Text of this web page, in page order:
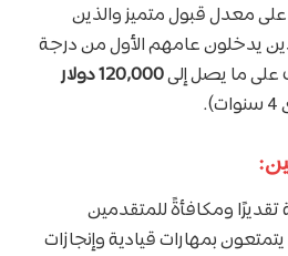
معدل قبول متميز والذين
يدخلون عامهم الأول من درجة
على ما يصل إلى
120,000 دولار
ومكافأةً للمتقدمين
يتمتعون بمهارات قيادية وإنجازات